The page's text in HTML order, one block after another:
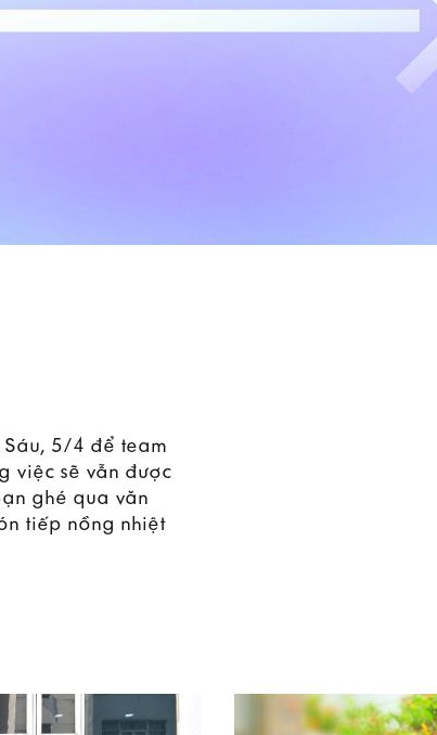
5/4 để team
việc sẽ vẫn được
ghé qua văn
tiếp nồng nhiệt